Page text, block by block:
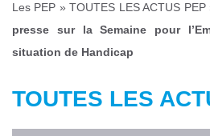
Les PEP »TOUTES LES ACTUS PEP
presse sur la Semaine pour
situation de Handicap
TOUTES LES